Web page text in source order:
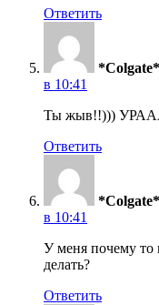
Ответить
в 10:41
Ты жыв!!)))
Ответить
в 10:41
У меня почему то
делать?
Ответить